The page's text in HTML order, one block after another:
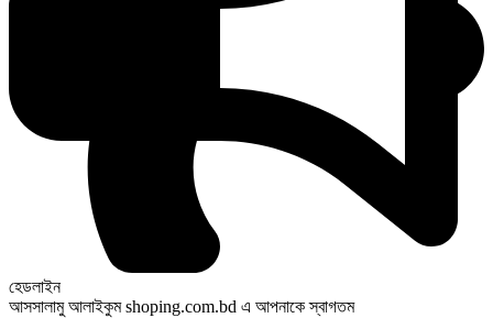
হেডলাইন
আসসালামু আলাইকুম shoping.com.bd এ আপনাকে স্বাগতম